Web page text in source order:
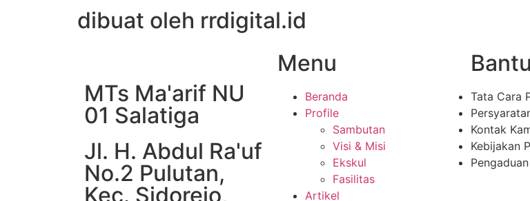
dibuat oleh rrdigital.id
MTs Ma'arif NU
01 Salatiga
Jl. H. Abdul Ra'uf
No.2 Pulutan,
Kec. Sidorejo,
Menu
Beranda
Profile
Sambutan
Visi & Misi
Ekskul
Fasilitas
Artikel
Tata Cara
Kontak
Kebijakan